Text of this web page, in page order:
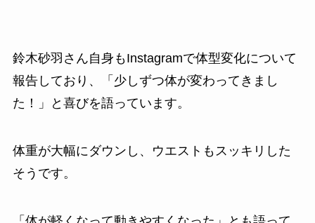
鈴木砂羽さん自身もInstagramで体型変化について
報告しており、「少しずつ体が変わってきまし
た！」と喜びを語っています。
体重が大幅にダウンし、ウエストもスッキリした
そうです。